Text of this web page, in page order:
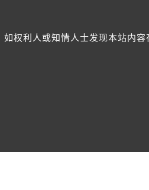
如权利人或知情人士发现本站内